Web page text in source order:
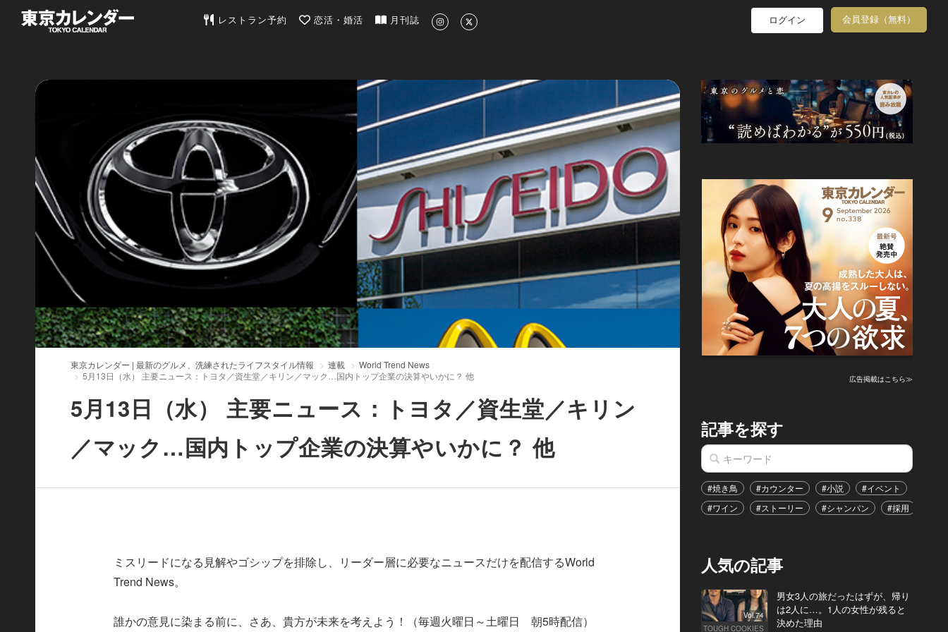
東京カレンダー | 最新のグルメ、洗練されたライフスタイル情報
レストラン予約 恋活・婚活 月刊誌 ログイン 会員登録（無料）
東京カレンダー | 最新のグルメ、洗練されたライフスタイル情報 連載
World Trend News
5月13日（水） 主要ニュース：トヨタ／資生堂／キリン／マック…国内トップ企業の決算やいかに？ 他
5月13日（水） 主要ニュース：トヨタ／資生堂／キリン
／マック…国内トップ企業の決算やいかに？ 他
ミスリードになる見解やゴシップを排除し、リーダー層に必要なニュースだけを配信するWorld
Trend News。
誰かの意見に染まる前に、さあ、貴方が未来を考えよう！（毎週火曜日～土曜日 朝5時配信）
広告掲載はこちら≫
記事を探す
#焼き鳥 #カウンター #小説 #イベント
#ワイン
#ストーリー #シャンパン #採用
人気の記事
Vol.74
TOUGH COOKIES
男女3人の旅だったはずが、帰り
は2人に…。1人の女性が残ると
決めた理由